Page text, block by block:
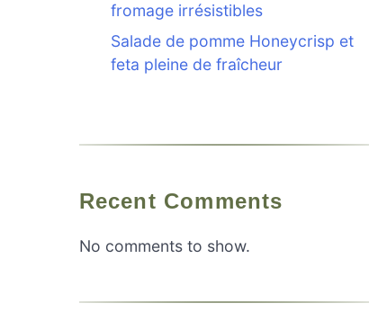
fromage irrésistibles
Salade de pomme Honeycrisp et
feta pleine de fraîcheur
Recent Comments
No comments to show.